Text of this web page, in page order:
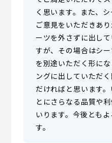
く思います。また、
ご意見をいただきあ
ーツを外さずに出し
すが、その場合はシ
を別途いただく形に
ングに出していただ
だければと思います
とにさらなる品質や
いります。今後とも
す。